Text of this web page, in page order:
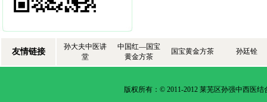
友情链接
孙大夫中医讲
堂
中国红—国宝
黄金方茶
国宝黄金方茶 孙廷铨
版权所有：© 2011-2012 莱芜区孙强中西医